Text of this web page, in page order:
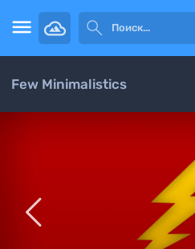
 
Few Minimalistics
